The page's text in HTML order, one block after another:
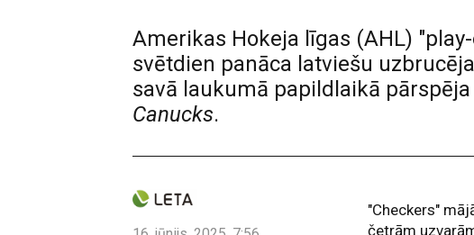
Amerikas Hokeja līgas (AHL)
svētdien panāca latviešu
savā laukumā papildlaikā
Canucks.
"Checkers"
četrām